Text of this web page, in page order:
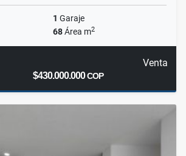
1 Garaje
68Área m2
Venta
$430.000.000COP